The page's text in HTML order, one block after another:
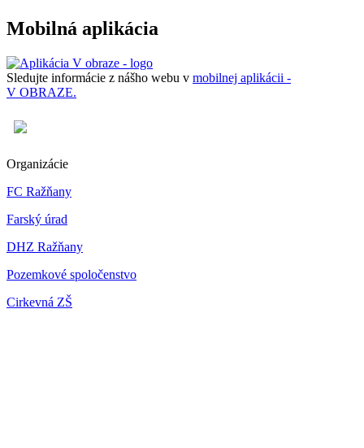
Mobilná aplikácia
Sledujte informácie z nášho webu v mobilnej aplikácii -
V OBRAZE.
Organizácie
FC Ražňany
Farský úrad
DHZ Ražňany
Pozemkové spoločenstvo
Cirkevná ZŠ